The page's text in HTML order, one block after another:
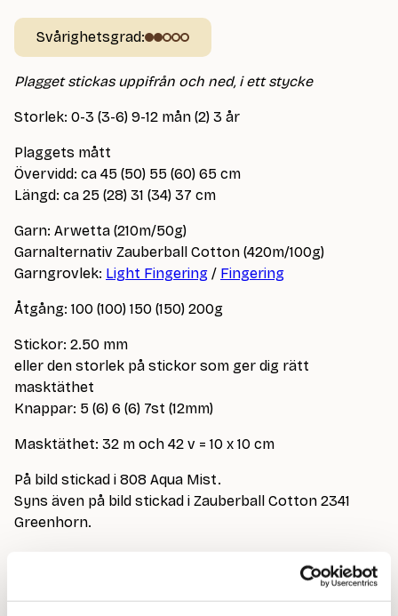
Svårighetsgrad:
Plagget stickas uppifrån och ned, i ett stycke
Storlek: 0-3 (3-6) 9-12 mån (2) 3 år
Plaggets mått
Övervidd: ca 45 (50) 55 (60) 65 cm
Längd: ca 25 (28) 31 (34) 37 cm
Garn: Arwetta (210m/50g)
Garnalternativ Zauberball Cotton (420m/100g)
Garngrovlek: Light Fingering / Fingering
Åtgång: 100 (100) 150 (150) 200g
Stickor: 2.50 mm
eller den storlek på stickor som ger dig rätt
masktäthet
Knappar: 5 (6) 6 (6) 7st (12mm)
Masktäthet: 32 m och 42 v = 10 x 10 cm
På bild stickad i 808 Aqua Mist.
Syns även på bild stickad i Zauberball Cotton 2341
Greenhorn.
Önskar du köpa en utskrift så väljer du
det som tillval.